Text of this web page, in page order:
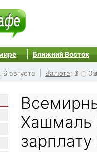
Ближний Восток
6 августа | Валюта: $ 0₪
Хашмаль